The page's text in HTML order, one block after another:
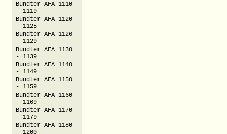
Bundter AFA 1110
- 1119
Bundter AFA 1120
- 1125
Bundter AFA 1126
- 1129
Bundter AFA 1130
- 1139
Bundter AFA 1140
- 1149
Bundter AFA 1150
- 1159
Bundter AFA 1160
- 1169
Bundter AFA 1170
- 1179
Bundter AFA 1180
- 1200